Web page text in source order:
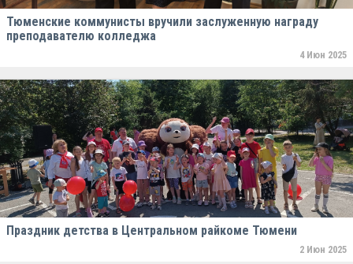
Тюменские коммунисты вручили заслуженную награду
преподавателю колледжа
4 Июн 2025
Праздник детства в Центральном райкоме Тюмени
2 Июн 2025